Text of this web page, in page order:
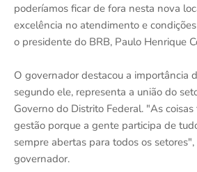
poderíamos ficar de fora nesta nova
excelência no atendimento e
o presidente do BRB, Paulo Henrique
O governador destacou a importância
segundo ele, representa a união do
Governo do Distrito Federal. "As
gestão porque a gente participa de
sempre abertas para todos os
governador.